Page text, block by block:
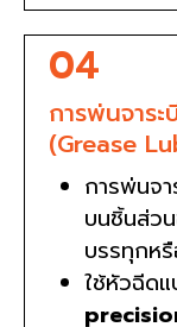
04
การพ่นจาร
(Grease
การพ่นจ
บนชิ้นส่ว
บรรทุกห
ใช้หัวฉีด